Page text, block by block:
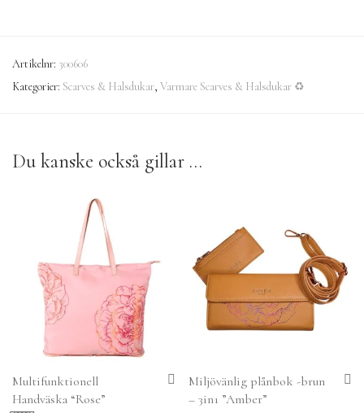
Artikelnr: 300606
Kategorier: Scarves & Halsdukar, Varmare Scarves & Halsdukar ♻
Du kanske också gillar …
Multifunktionell
Handväska “Rose”
Miljövänlig plånbok -brun
– 3in1 ”Amber”